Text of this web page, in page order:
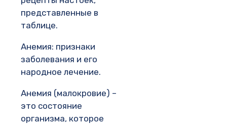
представленные в
таблице.
Анемия: признаки
заболевания и его
народное лечение.
Анемия (малокровие) –
это состояние
организма, которое